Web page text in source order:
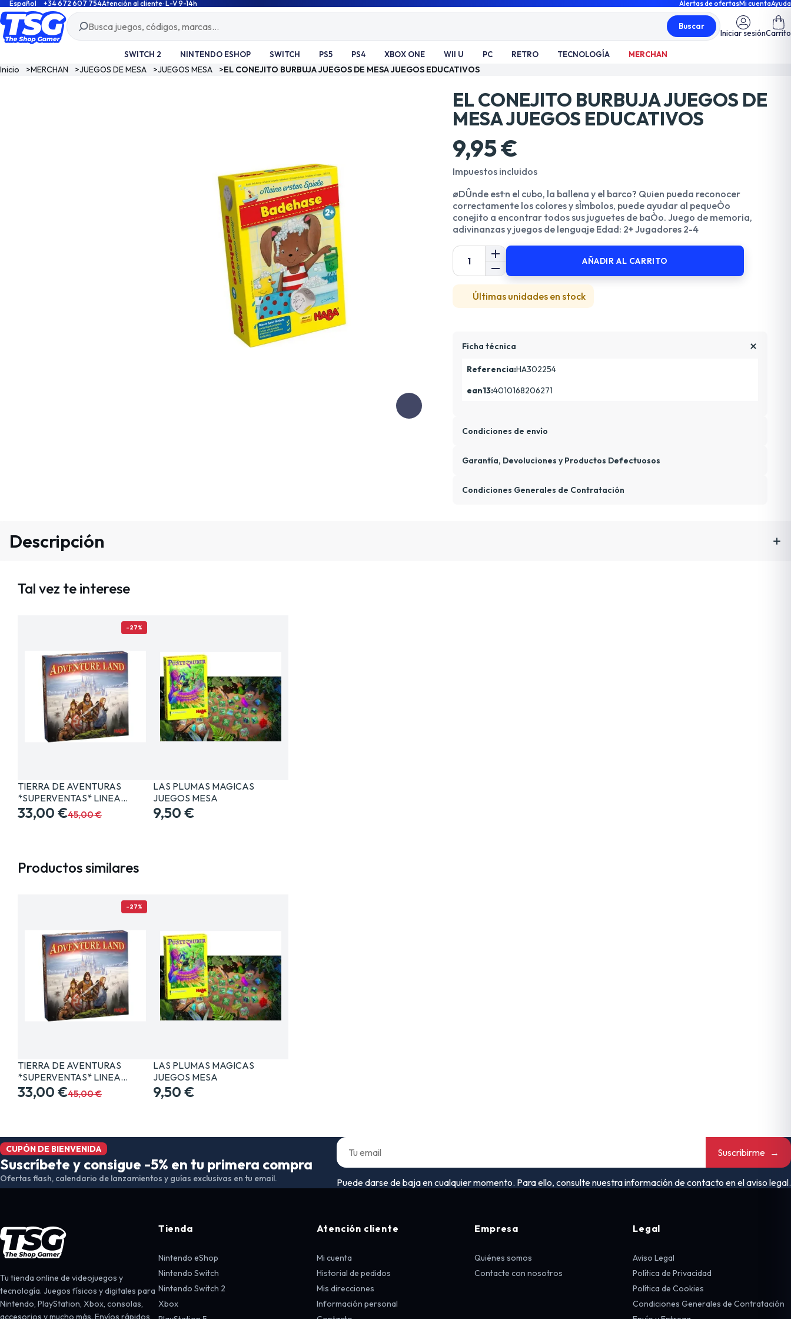
Español +34 672 607 754Atención al cliente · L-V 9-14h Alertas de ofertasMi cuentaAyuda
Buscar
Iniciar sesiónCarrito
SWITCH 2 NINTENDO ESHOP SWITCH PS5 PS4 XBOX ONE WII U PC RETRO TECNOLOGÍA MERCHAN
Inicio >MERCHAN >JUEGOS DE MESA >JUEGOS MESA >EL CONEJITO BURBUJA JUEGOS DE MESA JUEGOS EDUCATIVOS
EL CONEJITO BURBUJA JUEGOS DE
MESA JUEGOS EDUCATIVOS
9,95 €
Impuestos incluidos
øDÛnde est·n el cubo, la ballena y el barco? Quien pueda reconocer
correctamente los colores y sÌmbolos, puede ayudar al pequeÒo
conejito a encontrar todos sus juguetes de baÒo. Juego de memoria,
adivinanzas y juegos de lenguaje Edad: 2+ Jugadores 2-4
AÑADIR AL CARRITO
Últimas unidades en stock
Ficha técnica
Referencia:HA302254
ean13:4010168206271
Condiciones de envío
Garantía, Devoluciones y Productos Defectuosos
Condiciones Generales de Contratación
Descripción
Tal vez te interese
-27%
TIERRA DE AVENTURAS
*SUPERVENTAS* LINEA…
33,00 €45,00 €
LAS PLUMAS MAGICAS
JUEGOS MESA
9,50 €
Productos similares
-27%
TIERRA DE AVENTURAS
*SUPERVENTAS* LINEA…
33,00 €45,00 €
LAS PLUMAS MAGICAS
JUEGOS MESA
9,50 €
CUPÓN DE BIENVENIDA
Suscríbete y consigue -5% en tu primera compra
Ofertas flash, calendario de lanzamientos y guías exclusivas en tu email.
Suscribirme →
Puede darse de baja en cualquier momento. Para ello, consulte nuestra información de contacto en el aviso legal.
Tu tienda online de videojuegos y
tecnología. Juegos físicos y digitales para
Nintendo, PlayStation, Xbox, consolas,
accesorios y mucho más. Envíos rápidos,
Tienda
Nintendo eShop
Nintendo Switch
Nintendo Switch 2
Xbox
Atención cliente
Mi cuenta
Historial de pedidos
Mis direcciones
Información personal
Empresa
Quiénes somos
Contacte con nosotros
Legal
Aviso Legal
Política de Privacidad
Política de Cookies
Condiciones Generales de Contratación